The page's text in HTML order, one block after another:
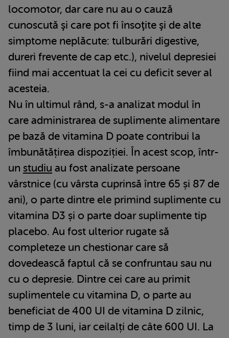
locomotor, dar care nu au o cauză
cunoscută şi care pot fi însoţite şi de alte
simptome neplăcute: tulburări digestive,
dureri frevente de cap etc.), nivelul depresiei
fiind mai accentuat la cei cu deficit sever al
acesteia.
Nu în ultimul rând, s-a analizat modul în
care administrarea de suplimente alimentare
pe bază de vitamina D poate contribui la
îmbunătățirea dispoziției. În acest scop, într-
un studiu au fost analizate persoane
vârstnice (cu vârsta cuprinsă între 65 și 87 de
ani), o parte dintre ele primind suplimente cu
vitamina D3 și o parte doar suplimente tip
placebo. Au fost ulterior rugate să
completeze un chestionar care să
dovedească faptul că se confruntau sau nu
cu o depresie. Dintre cei care au primit
suplimentele cu vitamina D, o parte au
beneficiat de 400 UI de vitamina D zilnic,
timp de 3 luni, iar ceilalți de câte 600 UI. La